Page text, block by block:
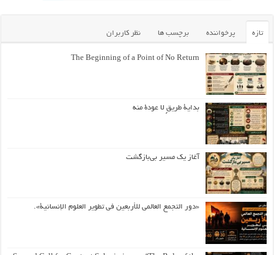
تازه پرخواننده برچسب ها نظر کاربران
The Beginning of a Point of No Return
بداية طريقٍ لا عودة منه
آغاز یک مسیر بی‌بازگشت
«دور التجمع العالمي للأربعين في تطوير العلوم الإنسانية».